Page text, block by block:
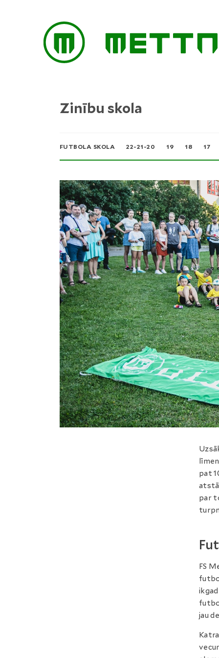
Zinību skola
FUTBOLA SKOLA 22-21-20 19 18 17
pat
par
FS
jau